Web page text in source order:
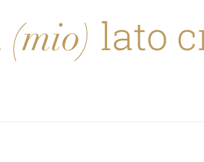
(mio) lato